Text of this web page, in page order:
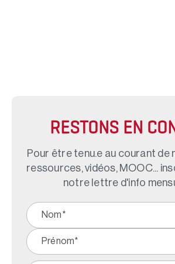
RESTONS EN
Pour être tenu.e au courant de
ressources, vidéos, MOOC...
notre lettre d'info